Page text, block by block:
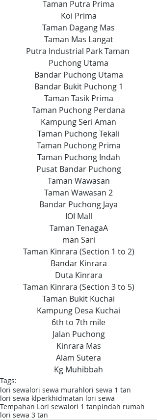
Taman Putra Prima
Koi Prima
Taman Dagang Mas
Taman Mas Langat
Putra Industrial Park Taman
Puchong Utama
Bandar Puchong Utama
Bandar Bukit Puchong 1
Taman Tasik Prima
Taman Puchong Perdana
Kampung Seri Aman
Taman Puchong Tekali
Taman Puchong Prima
Taman Puchong Indah
Pusat Bandar Puchong
Taman Wawasan
Taman Wawasan 2
Bandar Puchong Jaya
IOI Mall
Taman TenagaA
man Sari
Taman Kinrara (Section 1 to 2)
Bandar Kinrara
Duta Kinrara
Taman Kinrara (Section 3 to 5)
Taman Bukit Kuchai
Kampung Desa Kuchai
6th to 7th mile
Jalan Puchong
Kinrara Mas
Alam Sutera
Kg Muhibbah
Tags:
lori sewalori sewa murahlori sewa 1 tan
lori sewa klperkhidmatan lori sewa
Tempahan Lori sewalori 1 tanpindah rumah
lori sewa 3 tan